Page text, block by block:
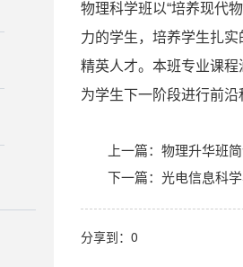
物理科学班以“培养现代
力的学生，培养学生扎
精英人才。本班专业课
为学生下一阶段进行前沿
上一篇： 物理升华班
下一篇： 光电信息科
分享到： 0